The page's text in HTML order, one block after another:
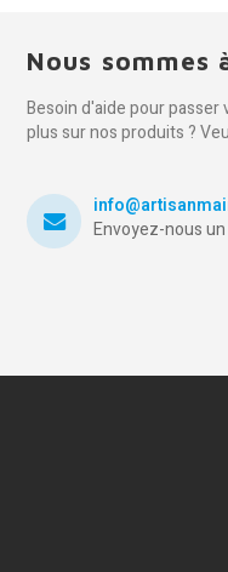
Nous
Besoin d'aide pour
plus sur nos produits ?
Envoyez-nous